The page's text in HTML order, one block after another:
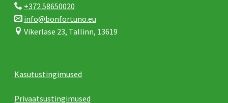
+372 58650020
info@bonfortuno.eu
Vikerlase 23, Tallinn, 13619
Kasutustingimused
Privaatsustingimused